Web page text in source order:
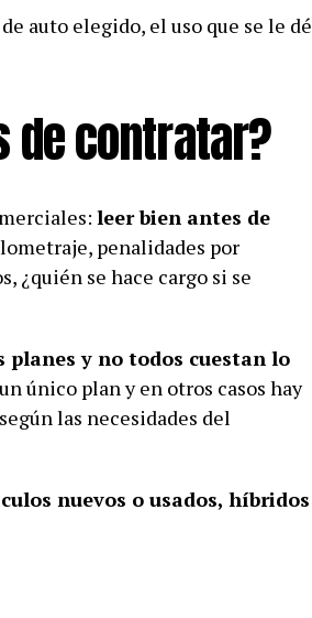
auto elegido, el uso que se le dé
de contratar?
leer bien antes de
penalidades por
¿quién se hace cargo si se
y no todos cuestan lo
único plan y en otros casos hay
las necesidades del
nuevos o usados, híbridos